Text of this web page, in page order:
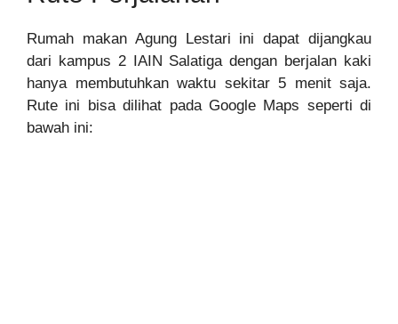
Rumah makan Agung Lestari ini dapat dijangkau
dari kampus 2 IAIN Salatiga dengan berjalan kaki
hanya membutuhkan waktu sekitar 5 menit saja.
Rute ini bisa dilihat pada Google Maps seperti di
bawah ini: